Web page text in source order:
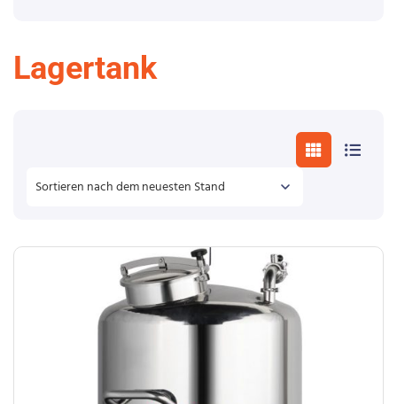
Lagertank